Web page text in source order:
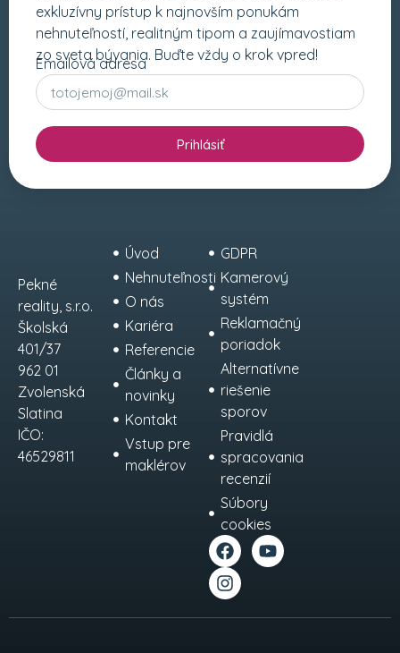
exkluzívny prístup k najnovším ponukám
nehnuteľností, realitným tipom a zaujímavostiam
zo sveta bývania. Buďte vždy o krok vpred!
Emailová adresa
Prihlásiť
Pekné
reality, s.r.o.
Školská
401/37
962 01
Zvolenská
Slatina
IČO:
46529811
Úvod
Nehnuteľnosti
O nás
Kariéra
Referencie
Články a
novinky
Kontakt
Vstup pre
maklérov
GDPR
Kamerový
systém
Reklamačný
poriadok
Alternatívne
riešenie
sporov
Pravidlá
spracovania
recenzií
Súbory
cookies